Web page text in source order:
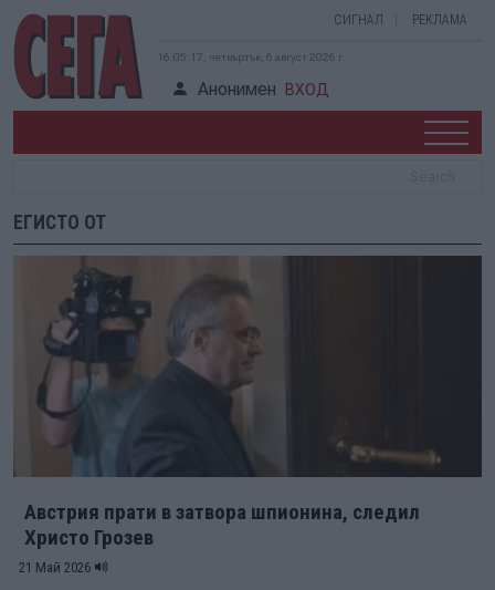
СИГНАЛ РЕКЛАМА
16:05:17, четвъртък, 6 август 2026 г.
Анонимен ВХОД
ЕГИСТО ОТ
Австрия прати в затвора шпионина, следил
Христо Грозев
21 Май 2026